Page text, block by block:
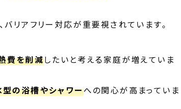
リアフリー対応が重要視されています。
費を削減したいと考える家庭が増えていま
型の浴槽やシャワーへの関心が高まっていま